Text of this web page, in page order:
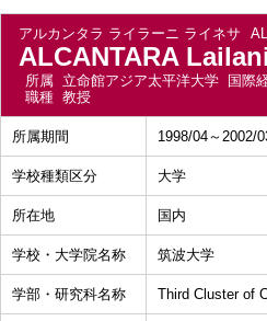
アルカンタラ ライラーニ ライネサ
ALCANTARA
所属 立命館アジア太平洋大学 国際
職種 教授
所属期間 1998/04～2002/
学校種類区分 大学
所在地 国内
学校・大学院名称 筑波大学
学部・研究科名称 Third Cluster of